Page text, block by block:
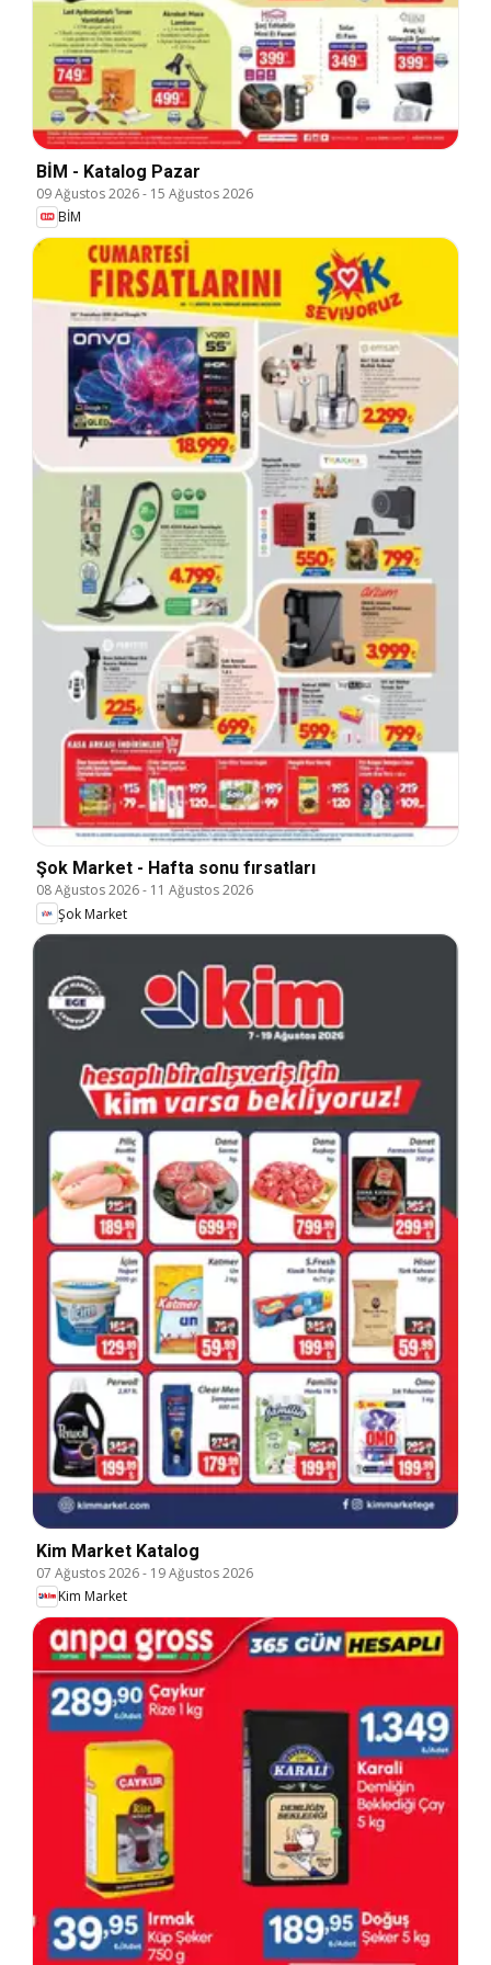
BİM - Katalog Pazar
09 Ağustos 2026- 15 Ağustos 2026
BİM
Şok Market - Hafta sonu fırsatları
08 Ağustos 2026- 11 Ağustos 2026
Şok Market
Kim Market Katalog
07 Ağustos 2026- 19 Ağustos 2026
Kim Market